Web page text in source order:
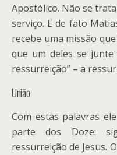
Apostólico. Não se
serviço. E de fato
recebe uma missão
que um deles se
ressurreição” – a
União
Com estas palavras
parte dos Doze:
ressurreição de Jesus.